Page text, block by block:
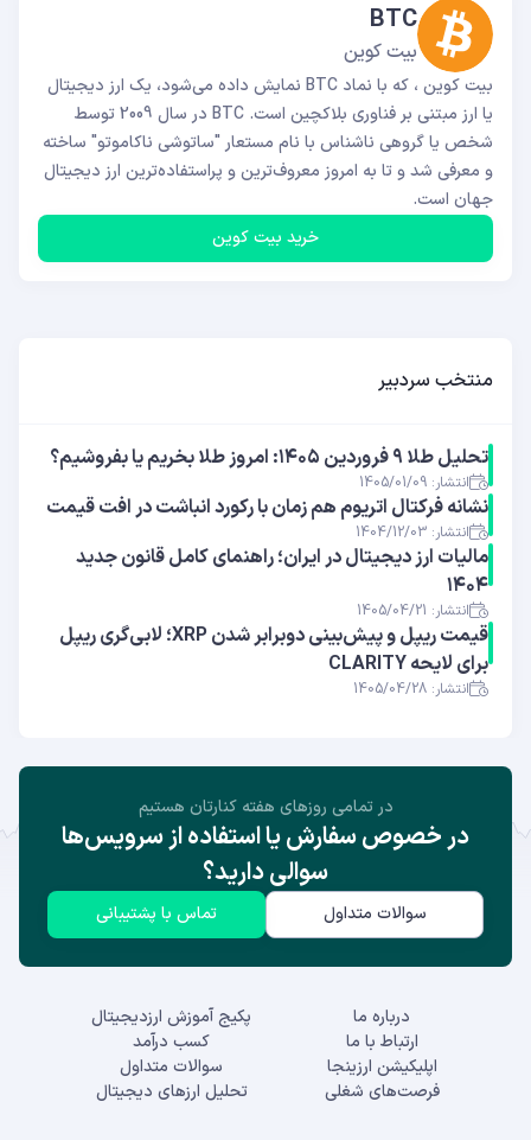
BTC
بیت کوین
بیت کوین ، که با نماد BTC نمایش داده می‌شود، یک ارز دیجیتال
یا ارز مبتنی بر فناوری بلاکچین است. BTC در سال 2009 توسط
شخص یا گروهی ناشناس با نام مستعار "ساتوشی ناکاموتو" ساخته
و معرفی شد و تا به امروز معروف‌ترین و پراستفاده‌ترین ارز دیجیتال
جهان است.
خرید بیت کوین
منتخب سردبیر
تحلیل طلا ۹ فروردین ۱۴۰۵: امروز طلا بخریم یا بفروشیم؟
انتشار: 1405/01/09
نشانه فرکتال اتریوم هم‌ زمان با رکورد انباشت در افت قیمت
انتشار: 1404/12/03
مالیات ارز دیجیتال در ایران؛ راهنمای کامل قانون جدید
۱۴۰۴
انتشار: 1405/04/21
قیمت ریپل و پیش‌بینی دوبرابر شدن XRP؛ لابی‌گری ریپل
برای لایحه CLARITY
انتشار: 1405/04/28
در تمامی روز‌های هفته کنارتان هستیم
در خصوص سفارش یا استفاده از سرویس‌ها
سوالی دارید؟
سوالات متداول تماس با پشتیبانی
درباره ما
ارتباط با ما
اپلیکیشن ارزینجا
فرصت‌های شغلی
پکیج آموزش ارزدیجیتال
کسب درآمد
سوالات متداول
تحلیل ارزهای دیجیتال